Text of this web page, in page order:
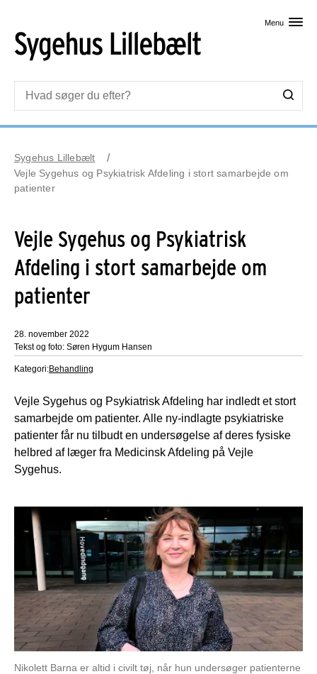
Menu
Sygehus Lillebælt
Vejle Sygehus og Psykiatrisk Afdeling i stort samarbejde om
patienter
Vejle Sygehus og Psykiatrisk
Afdeling i stort samarbejde om
patienter
28. november 2022
Tekst og foto: Søren Hygum Hansen
Kategori:Behandling
Vejle Sygehus og Psykiatrisk Afdeling har indledt et stort
samarbejde om patienter. Alle ny-indlagte psykiatriske
patienter får nu tilbudt en undersøgelse af deres fysiske
helbred af læger fra Medicinsk Afdeling på Vejle
Sygehus.
Nikolett Barna er altid i civilt tøj, når hun undersøger patienterne